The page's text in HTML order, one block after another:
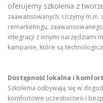
oferujemy szkolenia z
zaawansowanych. Uczymy
remarketingu,
integracji z innymi narzędziami
kampanie, które są
Dostępność lokalna i
Szkolenia odbywają się w
komfortowe uczestnictwo i